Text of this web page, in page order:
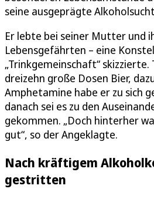
seine ausgeprägte
Er lebte bei seiner Mutter und
Lebensgefährten – eine
„Trinkgemeinschaft“ skizzierte.
dreizehn große Dosen Bier,
Amphetamine habe er zu sich
danach sei es zu den
gekommen. „Doch hinterher
gut“, so der Angeklagte.
Nach kräftigem
gestritten